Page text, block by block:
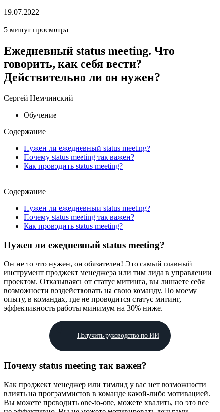
19.07.2022
5 минут просмотра
Ежедневный status meeting. Что
говорить, как себя вести?
Действительно ли он нужен?
Сергей Немчинский
Обучение
Содержание
Нужен ли ежедневный status meeting?
Почему status meeting так важен?
Как проводить status meeting?
Содержание
Нужен ли ежедневный status meeting?
Почему status meeting так важен?
Как проводить status meeting?
Нужен ли ежедневный status meeting?
Он не то что нужен, он обязателен! Это самый главный
инструмент проджект менеджера или тим лида в управлении
проектом. Отказываясь от статус митинга, вы лишаете себя
возможности воздействовать на свою команду. По моему
опыту, в командах, где не проводится статус митинг,
эффективность работы минимум на 30% ниже.
Получить руководство по ИИ
Почему status meeting так важен?
Как проджект менеджер или тимлид у вас нет возможности
влиять на программистов в команде какой-либо мотивацией.
Вы можете проводить one-to-one, можете хвалить, но это все